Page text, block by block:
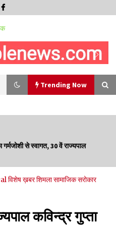
Trending Now
जब्त कर गरीबों में बांटेगी हिमाचल सरकार -CM
गर्मजोशी से स्वागत, 30 वें राज्यपाल
विशेष ख़बरशिमलासामाजिक सरोकार
कविन्द्र गुप्ता